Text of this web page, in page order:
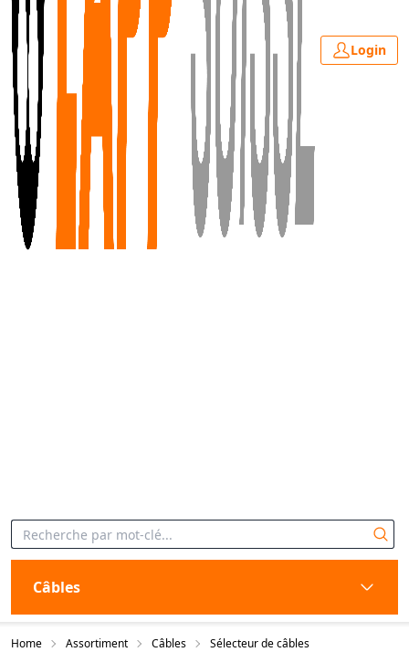
Login
Câbles
Home Assortiment Câbles Sélecteur de câbles